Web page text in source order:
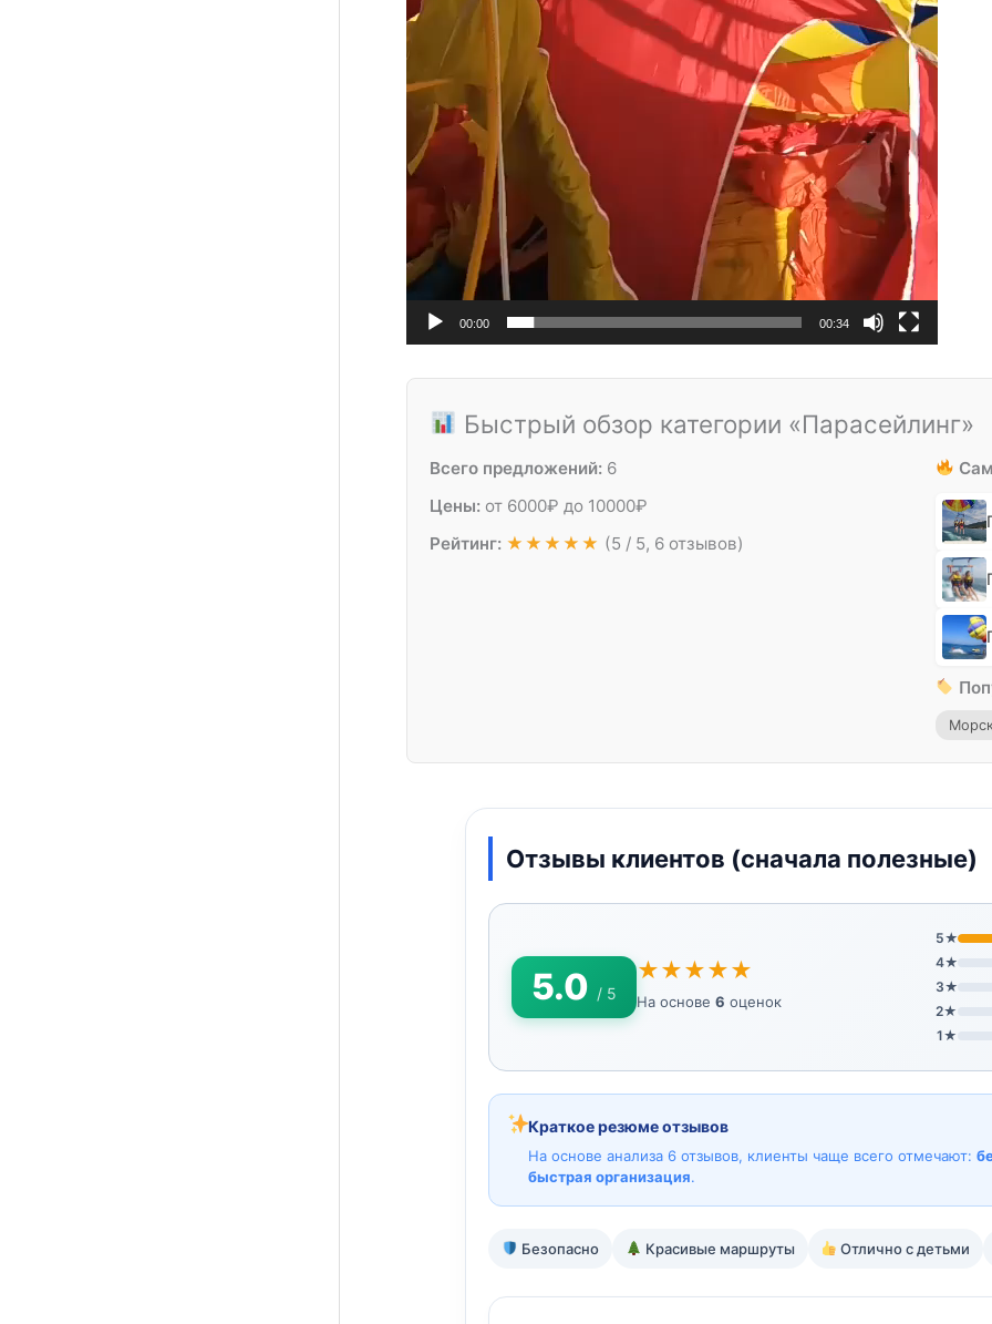
00:00 00:34
Быстрый обзор категории «Парасейлинг»
Всего предложений: 6
Цены: от 6000₽ до 10000₽
Рейтинг: ★★★★★ (5 / 5, 6 отзывов)
Отзывы клиентов (сначала полезные)
5.0 / 5
★★★★★
На основе 6 оценок
5★
4★
3★
2★
1★
Краткое резюме отзывов
На основе анализа 6 отзывов, клиенты чаще всего отмечают:
быстрая организация.
Безопасно Красивые маршруты Отлично с детьми